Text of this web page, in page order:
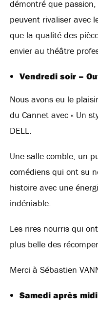
démontré que
peuvent rivaliser avec
que la qualité des
envier au théâtre
Vendredi soir –
Nous avons eu le
du Cannet avec « Un
DELL.
Une salle comble, un
comédiens qui ont su
histoire avec une
indéniable.
Les rires nourris qui
plus belle des
Merci à Sébastien
Samedi après